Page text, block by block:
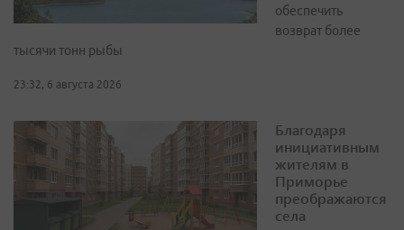
обеспечить
возврат более
тысячи тонн рыбы
23:32, 6 августа 2026
Благодаря
инициативным
жителям в
Приморье
преображаются
села